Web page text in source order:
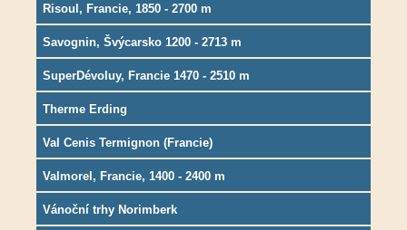
Risoul, Francie, 1850 - 2700 m
Savognin, Švýcarsko 1200 - 2713 m
SuperDévoluy, Francie 1470 - 2510 m
Therme Erding
Val Cenis Termignon (Francie)
Valmorel, Francie, 1400 - 2400 m
Vánoční trhy Norimberk